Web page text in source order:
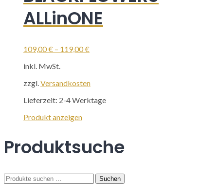
ALLinONE
109,00€ – 119,00€
inkl. MwSt.
zzgl.Versandkosten
Lieferzeit: 2-4 Werktage
Produkt anzeigenDieses
mehrere
Varianten
Die
Optionen
Produktsuche
Suchen
nach:
Suchen